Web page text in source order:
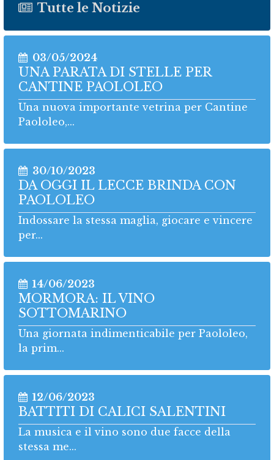
Tutte le Notizie
03/05/2024
UNA PARATA DI STELLE PER
CANTINE PAOLOLEO
Una nuova importante vetrina per Cantine
Paololeo,...
30/10/2023
DA OGGI IL LECCE BRINDA CON
PAOLOLEO
Indossare la stessa maglia, giocare e vincere
per...
14/06/2023
MORMORA: IL VINO
SOTTOMARINO
Una giornata indimenticabile per Paololeo,
la prim...
12/06/2023
BATTITI DI CALICI SALENTINI
La musica e il vino sono due facce della
stessa me...